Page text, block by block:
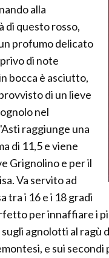
alla
di questo rosso,
profumo delicato
di note
bocca è asciutto,
di un lieve
nel
raggiunge una
di 11,5 e viene
Grignolino e per il
Va servito ad
tra i 16 e i 18 gradi
per innaffiare i
agnolotti al ragù
e sui secondi